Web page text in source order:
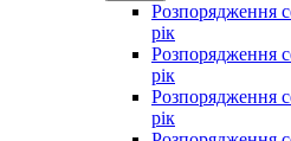
Розпорядження
рік
Розпорядження
рік
Розпорядження
рік